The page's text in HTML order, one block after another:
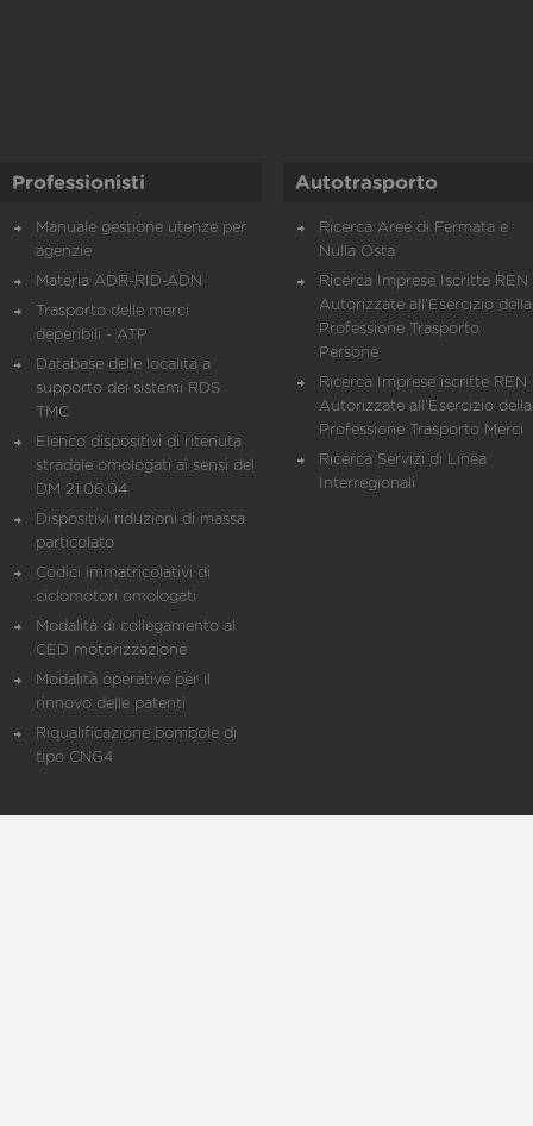
Professionisti
Manuale gestione utenze per
agenzie
Materia ADR-RID-ADN
Trasporto delle merci
deperibili - ATP
Database delle località a
supporto dei sistemi RDS
TMC
Elenco dispositivi di ritenuta
stradale omologati ai sensi del
DM 21.06.04
Dispositivi riduzioni di massa
particolato
Codici immatricolativi di
ciclomotori omologati
Modalità di collegamento al
CED motorizzazione
Modalità operative per il
rinnovo delle patenti
Riqualificazione bombole di
tipo CNG4
Autotrasporto
Ricerca Aree di Fermata e
Nulla Osta
Ricerca Imprese Iscritte REN
Autorizzate all'Esercizio della
Professione Trasporto
Persone
Ricerca Imprese iscritte REN
Autorizzate all'Esercizio della
Professione Trasporto Merci
Ricerca Servizi di Linea
Interregionali